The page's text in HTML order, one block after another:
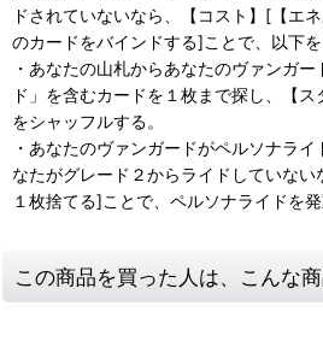
ドされていないなら、【コスト】[【エ
のカードをバインドする]ことで、以下を
・あなたの山札からあなたのヴァンガ
ド」を含むカードを１枚まで探し、【
をシャッフルする。
・あなたのヴァンガードがペルソナラ
なたがグレード２からライドしていな
１枚捨てる]ことで、ペルソナライドを発
この商品を買った人は、こんな